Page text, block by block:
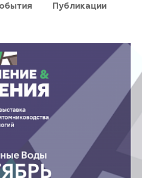
Публикации